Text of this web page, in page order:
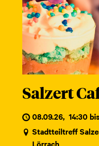
Salzert
08.09.26, 14:30
Stadtteiltreff
Lörrach